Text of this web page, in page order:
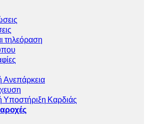
τηλεόραση
Ανεπάρκεια
Υποστήριξη Καρδιάς